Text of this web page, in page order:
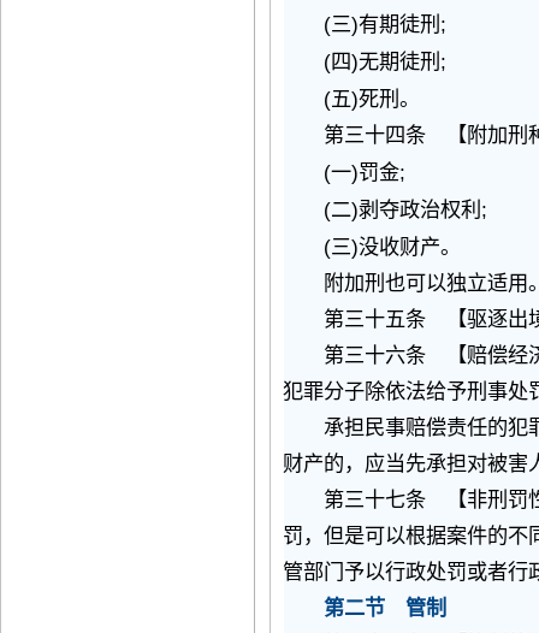
(三)有期徒刑 ;
(四)无期徒刑 ;
(五)死刑。
第三十四条 【附加刑种
(一)罚金;
(二)剥夺政治权利 ;
(三)没收财产。
附加刑也可以独立适用
第三十五条 【驱逐出境
第三十六条 【赔偿经济
犯罪分子除依法给予刑事处
承担民事赔偿责任的犯罪
财产的，应当先承担对被害
第三十七条 【非刑罚性
罚，但是可以根据案件的不
管部门予以行政处罚或者行
第二节 管制